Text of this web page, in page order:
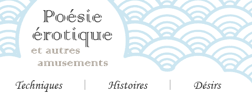
Techniques Histoires Désirs